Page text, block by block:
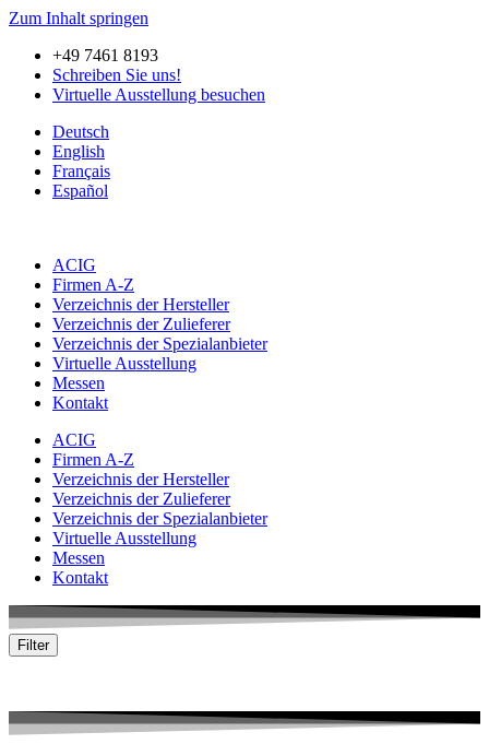
Zum Inhalt springen
+49 7461 8193
Schreiben Sie uns!
Virtuelle Ausstellung besuchen
Deutsch
English
Français
Español
ACIG
Firmen A-Z
Verzeichnis der Hersteller
Verzeichnis der Zulieferer
Verzeichnis der Spezialanbieter
Virtuelle Ausstellung
Messen
Kontakt
ACIG
Firmen A-Z
Verzeichnis der Hersteller
Verzeichnis der Zulieferer
Verzeichnis der Spezialanbieter
Virtuelle Ausstellung
Messen
Kontakt
Filter